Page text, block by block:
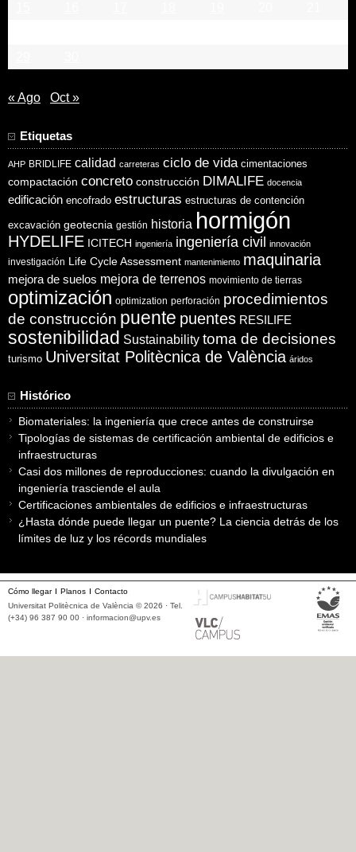
« Ago Oct »
Etiquetas
AHP BRIDLIFE calidad carreteras ciclo de vida cimentaciones
compactación concreto construcción DIMALIFE docencia
edificación encofrado estructuras estructuras de contención
excavación geotecnia gestión historia hormigón
HYDELIFE ICITECH ingeniería ingeniería civil innovación
investigación Life Cycle Assessment mantenimiento maquinaria
mejora de suelos mejora de terrenos movimiento de tierras
optimización optimization perforación procedimientos
de construcción puente puentes RESILIFE
sostenibilidad Sustainability toma de decisiones
turismo Universitat Politècnica de València áridos
Histórico
Biomateriales: la ingeniería que crece antes de construirse
Tipologías de sistemas de certificación ambiental de edificios e
infraestructuras
Casi dos millones de reproducciones: cuando la divulgación en
ingeniería trasciende el aula
Certificaciones ambientales de edificios e infraestructuras
¿Hasta dónde puede llegar un puente? La ciencia detrás de los
límites de luz y los récords mundiales
Cómo llegar Planos
Contacto
Universitat Politècnica de València © 2026 · Tel.
(+34) 96 387 90 00 · informacion@upv.es